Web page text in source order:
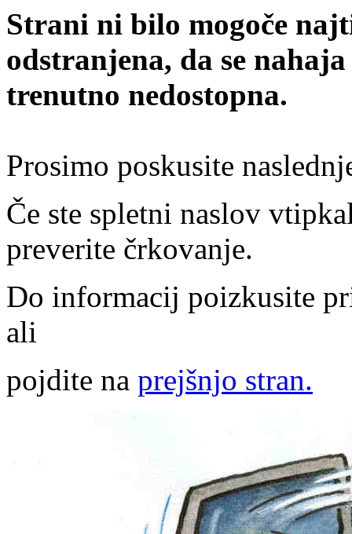
Strani ni bilo mogoče
odstranjena, da se
trenutno nedostopna.
Prosimo poskusite
Če ste spletni naslov
preverite črkovanje.
Do informacij poizkusite
ali
pojdite na prejšnjo stran.